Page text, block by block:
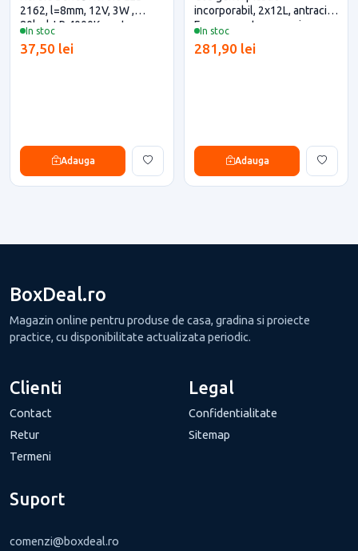
In stoc
2162, l=8mm, 12V, 3W ,
80led, LR 4000K pentru casa
37,50 lei
Adauga
In stoc
incorporabil, 2x12L, antracit,
Energo pentru casa si
281,90 lei
Adauga
BoxDeal.ro
Magazin online pentru produse de casa, gradina si proiecte
practice, cu disponibilitate actualizata periodic.
Clienti
Contact
Retur
Termeni
Legal
Confidentialitate
Sitemap
Suport
comenzi@boxdeal.ro